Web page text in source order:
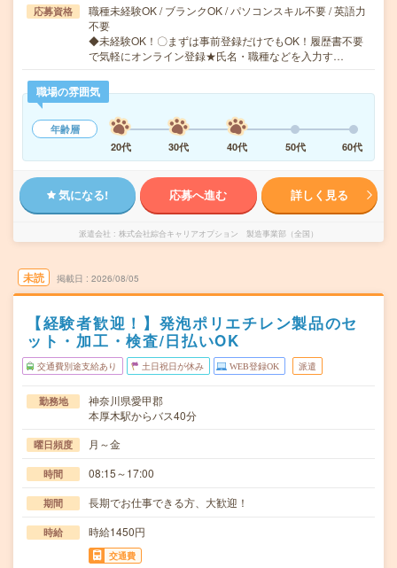
応募資格
職種未経験OK / ブランクOK / パソコンスキル不要 / 英語力
不要
◆未経験OK！〇まずは事前登録だけでもOK！履歴書不要
で気軽にオンライン登録★氏名・職種などを入力す…
職場の雰囲気
年齢層
20代
30代 40代 50代 60代
気になる! 応募へ進む 詳しく見る
派遣会社 株式会社綜合キャリアオプション 製造事業部（全国）
未読 掲載日 2026/08/05
【経験者歓迎！】発泡ポリエチレン製品のセ
ット・加工・検査/日払いOK
交通費別途支給あり 土日祝日が休み WEB登録OK 派遣
勤務地
神奈川県愛甲郡
本厚木駅からバス40分
曜日頻度 月～金
時間 08:15～17:00
期間 長期でお仕事できる方、大歓迎！
時給 時給1450円
交通費